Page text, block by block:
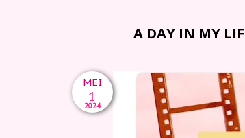
A DAY IN MY
MEI
1
2024